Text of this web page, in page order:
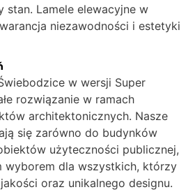
stan. Lamele elewacyjne w
niezawodności i estetyki
w wersji Super
rozwiązanie w ramach
architektonicznych. Nasze
się zarówno do budynków
użyteczności publicznej,
wyborem dla wszystkich, którzy
oraz unikalnego designu.